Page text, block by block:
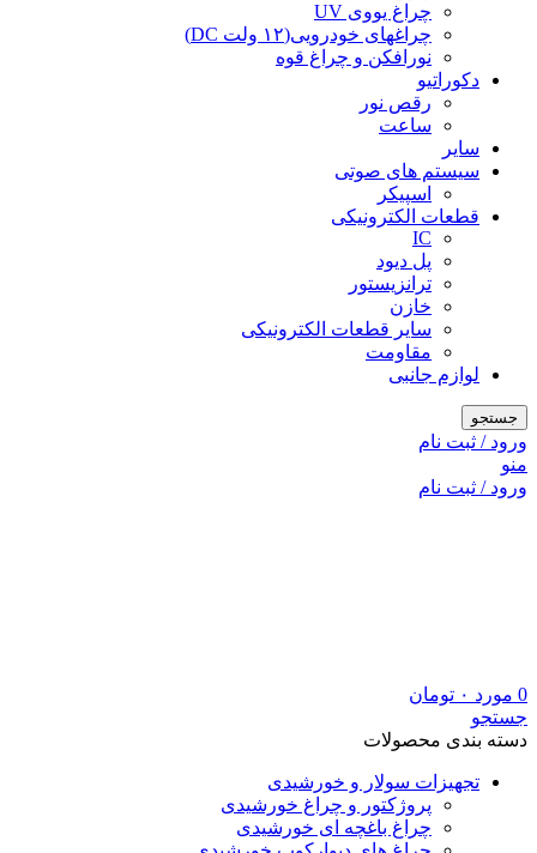
چراغ یووی UV
چراغهای خودرویی(۱۲ ولت DC)
نورافکن و چراغ قوه
دکوراتیو
رقص نور
ساعت
سایر
سیستم های صوتی
اسپیکر
قطعات الکترونیکی
IC
پل دیود
ترانزیستور
خازن
سایر قطعات الکترونیکی
مقاومت
لوازم جانبی
جستجو
ورود / ثبت نام
منو
ورود / ثبت نام
0 مورد ۰ تومان
جستجو
دسته بندی محصولات
تجهیزات سولار و خورشیدی
پروژکتور و چراغ خورشیدی
چراغ باغچه ای خورشیدی